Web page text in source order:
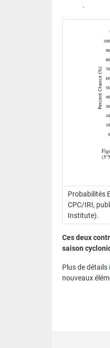
.
Probabilités
CPC/IRI,
Institute).
Ces deux
saison
Plus de détails
nouveaux